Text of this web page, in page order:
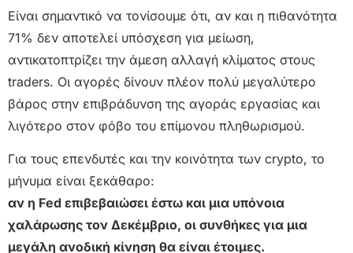
Είναι σημαντικό να τονίσουμε ότι, αν και η πιθανότητα
71% δεν αποτελεί υπόσχεση για μείωση,
αντικατοπτρίζει την άμεση αλλαγή κλίματος στους
traders. Οι αγορές δίνουν πλέον πολύ μεγαλύτερο
βάρος στην επιβράδυνση της αγοράς εργασίας και
λιγότερο στον φόβο του επίμονου πληθωρισμού.
Για τους επενδυτές και την κοινότητα των crypto, το
μήνυμα είναι ξεκάθαρο:
αν η Fed επιβεβαιώσει έστω και μια υπόνοια
χαλάρωσης τον Δεκέμβριο, οι συνθήκες για μια
μεγάλη ανοδική κίνηση θα είναι έτοιμες.